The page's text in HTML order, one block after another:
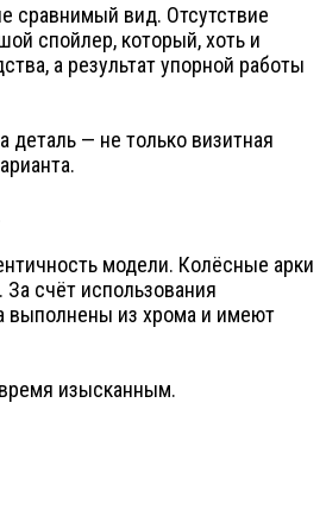
сравнимый вид. Отсутствие
спойлер, который, хоть и
а результат упорной работы
— не только визитная
модели. Колёсные арки
счёт использования
выполнены из хрома и имеют
изысканным.